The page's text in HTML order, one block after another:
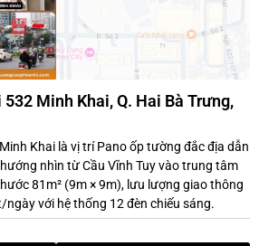
Minh Khai, Q. Hai Bà Trưng,
Khai là vị trí Pano ốp tường đắc địa dẫn
nhìn từ Cầu Vĩnh Tuy vào trung tâm
81m² (9m × 9m), lưu lượng giao thông
với hệ thống 12 đèn chiếu sáng.